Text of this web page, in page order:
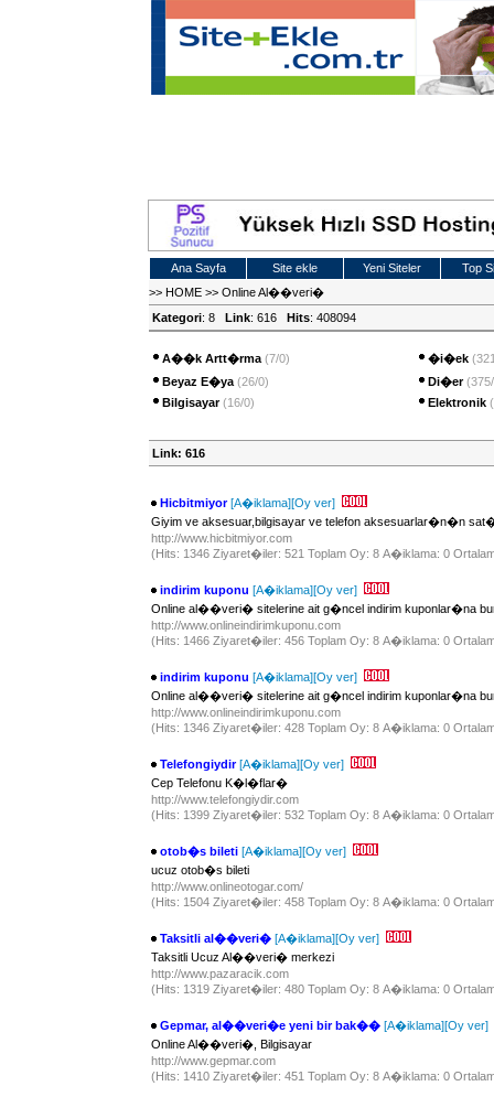
Ana Sayfa Site ekle Yeni Siteler
Top
>> HOME >> Online Al��veri�
Kategori: 8 Link: 616 Hits: 408094
A��k Artt�rma (7/0)
Beyaz E�ya (26/0)
Bilgisayar (16/0)
�i�ek
Di�er
Elektronik
Link: 616
Hicbitmiyor [A�iklama][Oy ver]
Giyim ve aksesuar,bilgisayar ve telefon aksesuarlar�n�n
http://www.hicbitmiyor.com
(Hits: 1346 Ziyaret�iler: 521 Toplam Oy: 8 A�iklama: 0
indirim kuponu [A�iklama][Oy ver]
Online al��veri� sitelerine ait g�ncel indirim kuponlar�na
http://www.onlineindirimkuponu.com
(Hits: 1466 Ziyaret�iler: 456 Toplam Oy: 8 A�iklama: 0
indirim kuponu [A�iklama][Oy ver]
Online al��veri� sitelerine ait g�ncel indirim kuponlar�na
http://www.onlineindirimkuponu.com
(Hits: 1346 Ziyaret�iler: 428 Toplam Oy: 8 A�iklama: 0
Telefongiydir [A�iklama][Oy ver]
Cep Telefonu K�l�flar�
http://www.telefongiydir.com
(Hits: 1399 Ziyaret�iler: 532 Toplam Oy: 8 A�iklama: 0
otob�s bileti [A�iklama][Oy ver]
ucuz otob�s bileti
http://www.onlineotogar.com/
(Hits: 1504 Ziyaret�iler: 458 Toplam Oy: 8 A�iklama: 0
Taksitli al��veri� [A�iklama][Oy ver]
Taksitli Ucuz Al��veri� merkezi
http://www.pazaracik.com
(Hits: 1319 Ziyaret�iler: 480 Toplam Oy: 8 A�iklama: 0
Gepmar, al��veri�e yeni bir bak�� [A�iklama][Oy ver]
Online Al��veri�, Bilgisayar
http://www.gepmar.com
(Hits: 1410 Ziyaret�iler: 451 Toplam Oy: 8 A�iklama: 0